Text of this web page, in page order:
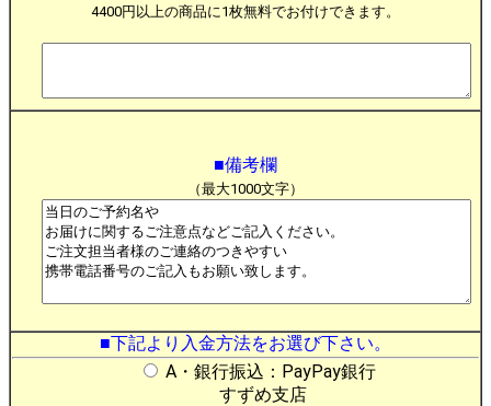
4400円以上の商品に1枚無料でお付けできます。
■備考欄
（最大1000文字）
■下記より入金方法をお選び下さい。
A・銀行振込：PayPay銀行
すずめ支店